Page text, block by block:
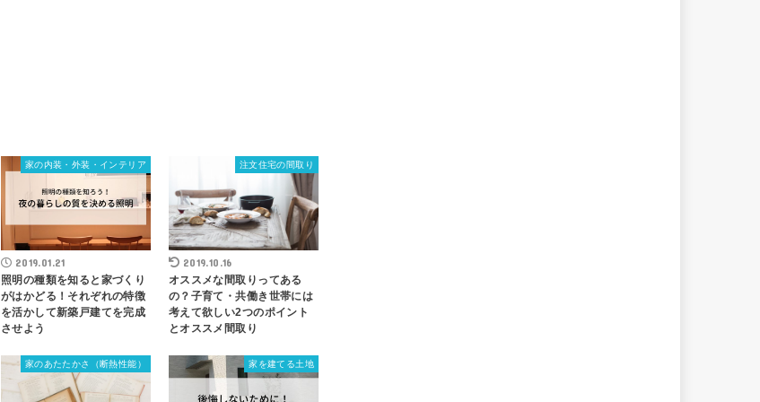
家の内装・外装・インテリア
2019.01.21
照明の種類を知ると家づくり
がはかどる！それぞれの特徴
を活かして新築戸建てを完成
させよう
注文住宅の間取り
2019.10.16
オススメな間取りってある
の？子育て・共働き世帯には
考えて欲しい2つのポイント
とオススメ間取り
家のあたたかさ（断熱性能） 家を建てる土地